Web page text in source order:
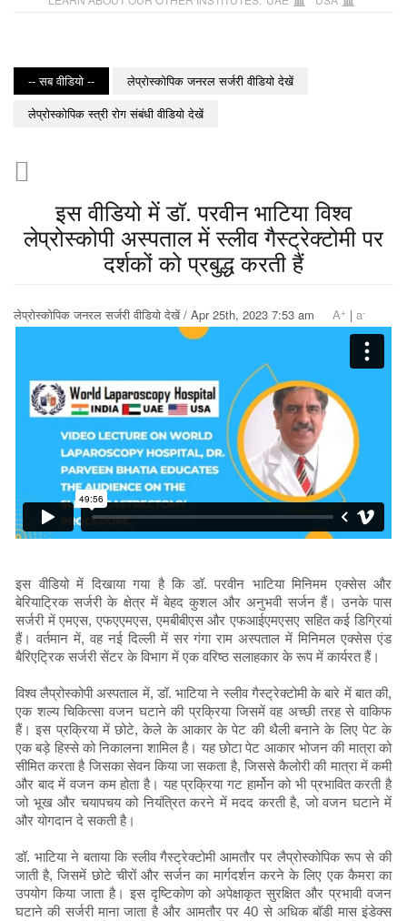
-- सब वीडियो --
लेप्रोस्कोपिक जनरल सर्जरी वीडियो देखें
लेप्रोस्कोपिक स्त्री रोग संबंधी वीडियो देखें
इस वीडियो में डॉ. परवीन भाटिया विश्व
लेप्रोस्कोपी अस्पताल में स्लीव गैस्ट्रेक्टोमी पर
दर्शकों को प्रबुद्ध करती हैं
लेप्रोस्कोपिक जनरल सर्जरी वीडियो देखें / Apr 25th, 2023 7:53 am A+ | a-
इस वीडियो में दिखाया गया है कि डॉ. परवीन भाटिया मिनिमम एक्सेस और
बेरियाट्रिक सर्जरी के क्षेत्र में बेहद कुशल और अनुभवी सर्जन हैं। उनके पास
सर्जरी में एमएस, एफएएमएस, एमबीबीएस और एफआईएमएसए सहित कई डिग्रियां
हैं। वर्तमान में, वह नई दिल्ली में सर गंगा राम अस्पताल में मिनिमल एक्सेस एंड
बैरिएट्रिक सर्जरी सेंटर के विभाग में एक वरिष्ठ सलाहकार के रूप में कार्यरत हैं।
विश्व लैप्रोस्कोपी अस्पताल में, डॉ. भाटिया ने स्लीव गैस्ट्रेक्टोमी के बारे में बात की,
एक शल्य चिकित्सा वजन घटाने की प्रक्रिया जिसमें वह अच्छी तरह से वाकिफ
हैं। इस प्रक्रिया में छोटे, केले के आकार के पेट की थैली बनाने के लिए पेट के
एक बड़े हिस्से को निकालना शामिल है। यह छोटा पेट आकार भोजन की मात्रा को
सीमित करता है जिसका सेवन किया जा सकता है, जिससे कैलोरी की मात्रा में कमी
और बाद में वजन कम होता है। यह प्रक्रिया गट हार्मोन को भी प्रभावित करती है
जो भूख और चयापचय को नियंत्रित करने में मदद करती है, जो वजन घटाने में
और योगदान दे सकती है।
डॉ. भाटिया ने बताया कि स्लीव गैस्ट्रेक्टोमी आमतौर पर लैप्रोस्कोपिक रूप से की
जाती है, जिसमें छोटे चीरों और सर्जन का मार्गदर्शन करने के लिए एक कैमरा का
उपयोग किया जाता है। इस दृष्टिकोण को अपेक्षाकृत सुरक्षित और प्रभावी वजन
घटाने की सर्जरी माना जाता है और आमतौर पर 40 से अधिक बॉडी मास इंडेक्स